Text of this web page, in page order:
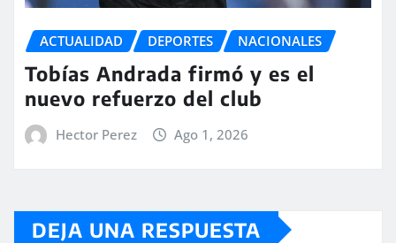
ACTUALIDAD DEPORTES NACIONALES
Tobías Andrada firmó y es el
nuevo refuerzo del club
Hector Perez Ago 1, 2026
DEJA UNA RESPUESTA